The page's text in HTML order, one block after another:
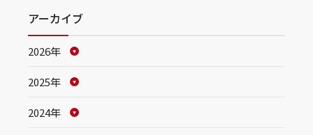
アーカイブ
2026年
2025年
2024年